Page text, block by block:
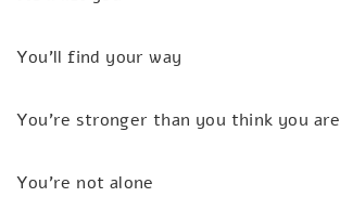
You’ll find your way
You’re stronger than you think you are
You’re not alone